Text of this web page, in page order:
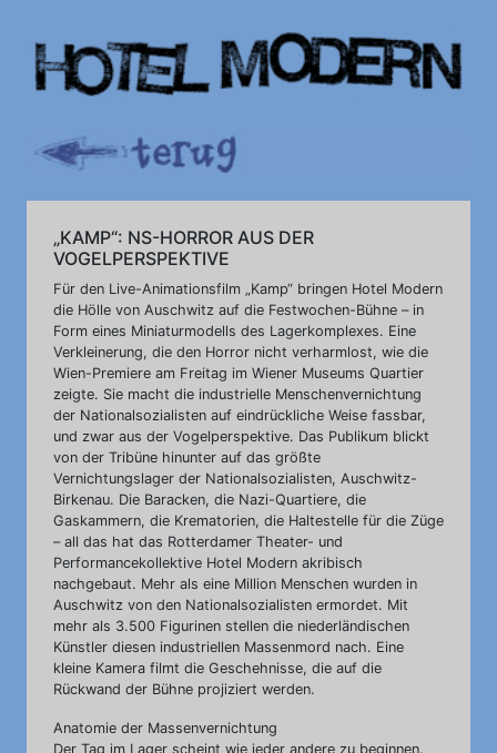
„KAMP“: NS-HORROR AUS DER
VOGELPERSPEKTIVE
Für den Live-Animationsfilm „Kamp“ bringen Hotel Modern
die Hölle von Auschwitz auf die Festwochen-Bühne – in
Form eines Miniaturmodells des Lagerkomplexes. Eine
Verkleinerung, die den Horror nicht verharmlost, wie die
Wien-Premiere am Freitag im Wiener Museums Quartier
zeigte. Sie macht die industrielle Menschenvernichtung
der Nationalsozialisten auf eindrückliche Weise fassbar,
und zwar aus der Vogelperspektive. Das Publikum blickt
von der Tribüne hinunter auf das größte
Vernichtungslager der Nationalsozialisten, Auschwitz-
Birkenau. Die Baracken, die Nazi-Quartiere, die
Gaskammern, die Krematorien, die Haltestelle für die Züge
– all das hat das Rotterdamer Theater- und
Performancekollektive Hotel Modern akribisch
nachgebaut. Mehr als eine Million Menschen wurden in
Auschwitz von den Nationalsozialisten ermordet. Mit
mehr als 3.500 Figurinen stellen die niederländischen
Künstler diesen industriellen Massenmord nach. Eine
kleine Kamera filmt die Geschehnisse, die auf die
Rückwand der Bühne projiziert werden.
Anatomie der Massenvernichtung
Der Tag im Lager scheint wie jeder andere zu beginnen.